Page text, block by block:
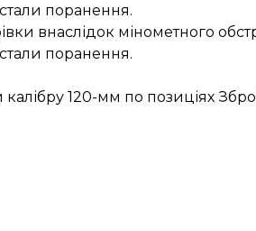
поранення.
внаслідок мінометного
поранення.
120-мм по позиціях